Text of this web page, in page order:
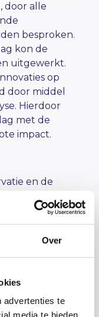
Over
advertenties te
media te bieden
door alle
besproken.
kon de
uitgewerkt.
op
door middel
Hierdoor
met de
impact.
en de
een
voor de
Op de
leren kennen
Dat